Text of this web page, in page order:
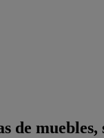
de muebles,